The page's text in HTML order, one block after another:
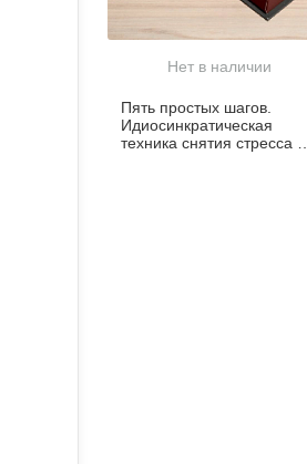
Нет в наличии
Пять простых шагов.
Идиосинкратическая
техника снятия стресса и